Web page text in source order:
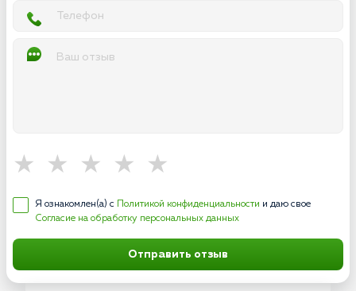
Я ознакомлен(а) с Политикой конфиденциальности и даю свое
Согласие на обработку персональных данных
Отправить отзыв